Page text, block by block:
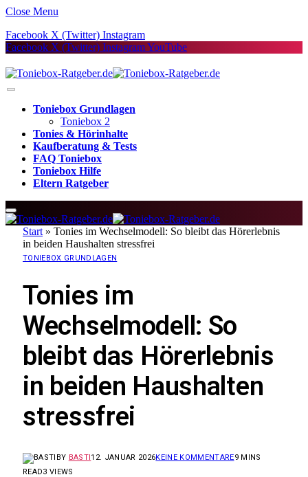
Close Menu
Facebook X (Twitter) Instagram
Facebook X (Twitter) InstagramYouTube
Toniebox Grundlagen
Toniebox 2
Tonies & Hörinhalte
Kaufberatung & Tests
FAQ Toniebox
Toniebox Hilfe
Eltern Ratgeber
Start » Tonies im Wechselmodell: So bleibt das Hörerlebnis
in beiden Haushalten stressfrei
TONIEBOX GRUNDLAGEN
Tonies im
Wechselmodell: So
bleibt das Hörerlebnis
in beiden Haushalten
stressfrei
BY BASTI12. JANUAR 2026KEINE KOMMENTARE9 MINS
READ3 VIEWS